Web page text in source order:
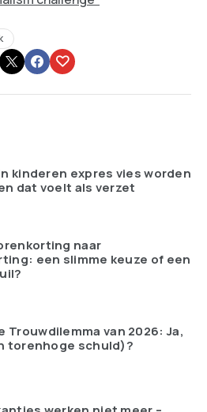
kinderen expres vies worden
dat voelt als verzet
naar
een slimme keuze of een
Trouwdilemma van 2026: Ja,
torenhoge schuld)?